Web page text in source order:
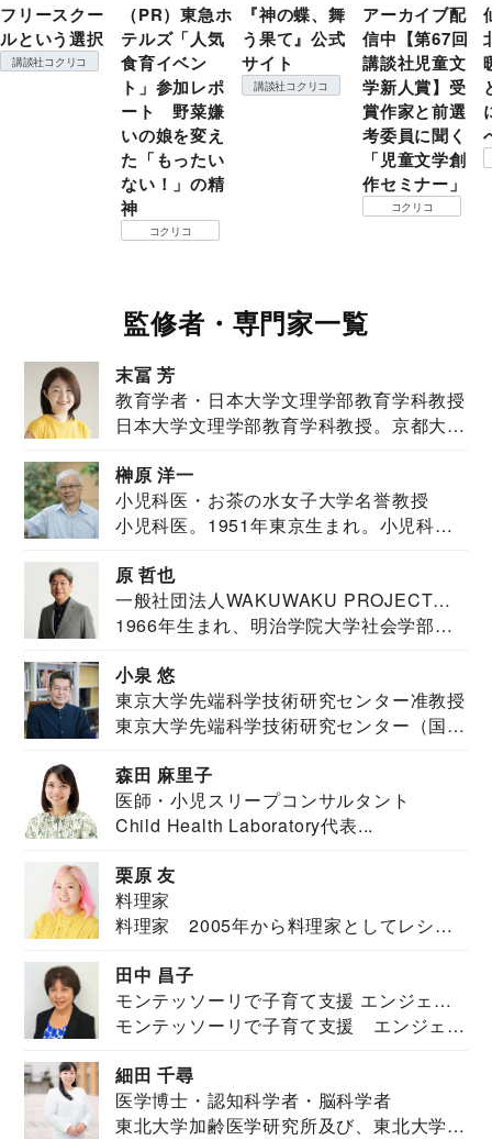
フリースクー
ルという選択
講談社コクリコ
（PR）東急ホ
テルズ「人気
食育イベン
ト」参加レポ
ート 野菜嫌
いの娘を変え
た「もったい
ない！」の精
神
コクリコ
『神の蝶、舞
う果て』公式
サイト
講談社コクリコ
アーカイブ配
信中【第67回
講談社児童文
学新人賞】受
賞作家と前選
考委員に聞く
「児童文学創
作セミナー」
コクリコ
監修者・専門家一覧
末冨 芳
教育学者・日本大学文理学部教育学科教授
日本大学文理学部教育学科教授。京都大学
榊原 洋一
小児科医・お茶の水女子大学名誉教授
小児科医。1951年東京生まれ。小児科
原 哲也
一般社団法人WAKUWAKU PROJECT
JAPAN代表・言語聴覚士・社会福祉士
1966年生まれ、明治学院大学社会学部福
小泉 悠
東京大学先端科学技術研究センター准教授
東京大学先端科学技術研究センター（国際
森田 麻里子
医師・小児スリープコンサルタント
Child Health Laboratory代表...
栗原 友
料理家
料理家 2005年から料理家としてレシピ
田中 昌子
モンテッソーリで子育て支援 エンジェル
ズハウス研究所所長
モンテッソーリで子育て支援 エンジェル
細田 千尋
医学博士・認知科学者・脳科学者
東北大学加齢医学研究所及び、東北大学大